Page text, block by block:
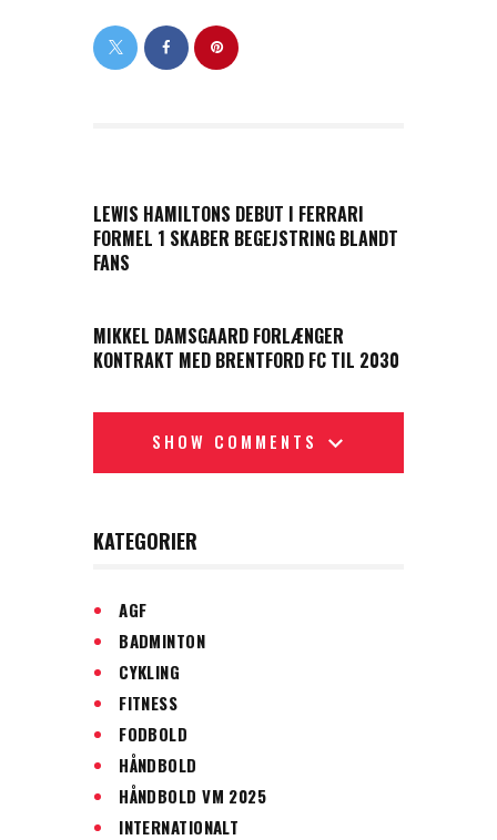
LEWIS HAMILTONS DEBUT I FERRARI
FORMEL 1 SKABER BEGEJSTRING BLANDT
FANS
MIKKEL DAMSGAARD FORLÆNGER
KONTRAKT MED BRENTFORD FC TIL 2030
SHOW COMMENTS
KATEGORIER
AGF
BADMINTON
CYKLING
FITNESS
FODBOLD
HÅNDBOLD
HÅNDBOLD VM 2025
INTERNATIONALT